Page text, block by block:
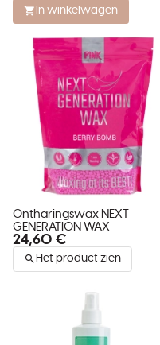
In winkelwagen
Ontharingswax NEXT
GENERATION WAX
24,60 €
Het product zien